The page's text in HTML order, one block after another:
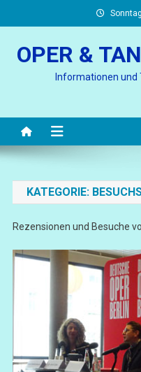
to
OPER &
Informationen und
KATEGORIE:
Rezensionen und Besuche